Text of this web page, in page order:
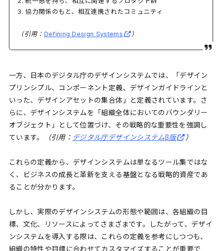
3. 協力関係のもと、相互連携されたコミュニティ
（引用： Defining Design Systems ）
一方、日本のデジタル庁のデザインシステムでは、「デザイン
プリンシプル、コンポーネント定義、デザインガイドラインと
いった、デザインアセットの集合体」と定義されています。さ
らに、デザインシステムを「組織全体においてのバウンダリー
オブジェクト」として位置づけ、その戦略的な重要性を強調し
ています。
（引用： デジタル庁デザインシステムβ版 ）
これらの定義から、デザインシステムは単なるツール集ではな
く、ビジネスの成長と革新を支える基盤となる戦略的資産であ
ることが分かります。
しかし、実際のデザインシステムの形態や範囲は、各組織の目
標、文化、リソースによってさまざまです。したがって、デザイ
ンシステムを導入する際は、これらの定義を参考にしつつも、
組織の特性や目標に合わせてカスタマイズすることが重要で